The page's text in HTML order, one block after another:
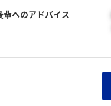
輩へのアドバイス